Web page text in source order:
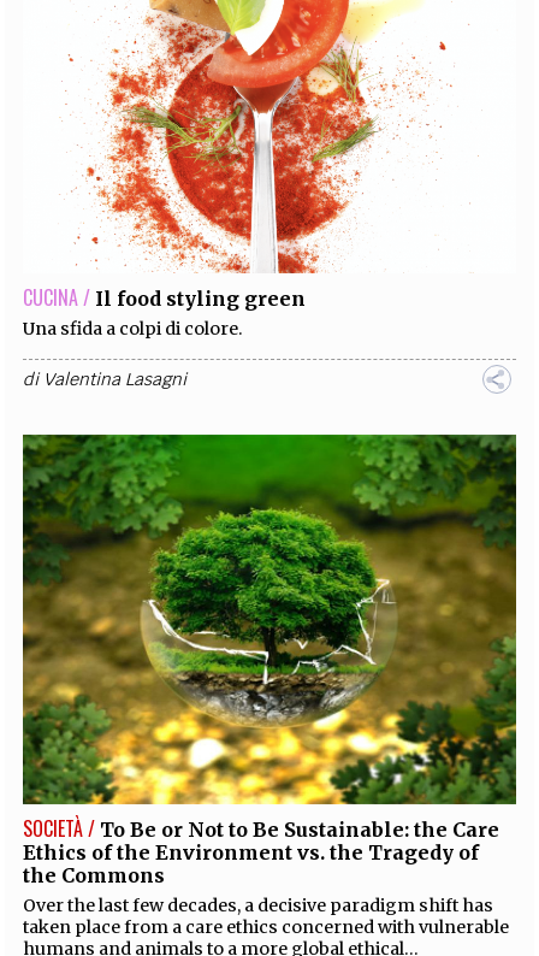
CUCINA / Il food styling green
Una sfida a colpi di colore.
di Valentina Lasagni
SOCIETÀ / To Be or Not to Be Sustainable: the Care
Ethics of the Environment vs. the Tragedy of
the Commons
Over the last few decades, a decisive paradigm shift has
taken place from a care ethics concerned with vulnerable
humans and animals to a more global ethical...